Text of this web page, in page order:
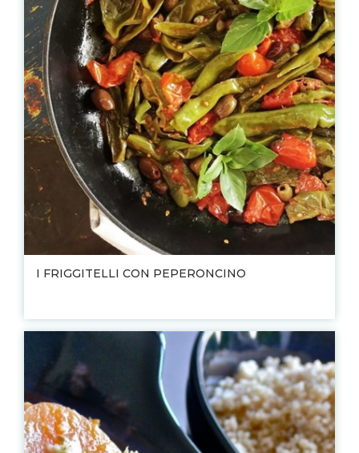
I FRIGGITELLI CON PEPERONCINO